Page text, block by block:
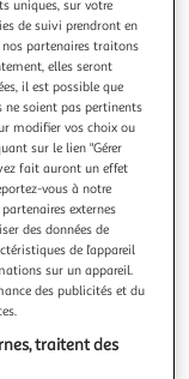
DIX PLANS DE
Yann
premiers
né de la
faces possèdent
Le zome fait
ce produit ?
uniques, sur votre
de suivi prendront en
partenaires traitons
elles seront
il est possible que
ne soient pas pertinents
modifier vos choix ou
sur le lien "Gérer
fait auront un effet
vous à notre
externes
des données de
de l’appareil
sur un appareil.
des publicités et du
traitent des